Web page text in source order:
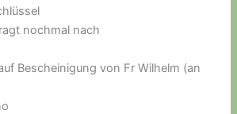
nochmal nach
Bescheinigung von Fr Wilhelm (an